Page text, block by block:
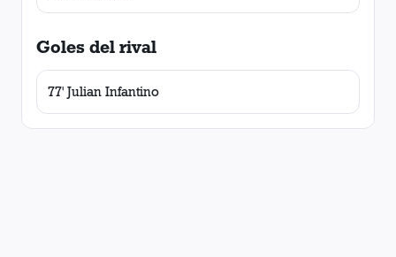
Goles del rival
77' Julian Infantino